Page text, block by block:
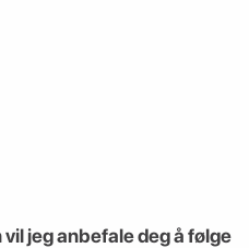
jeg anbefale deg å følge